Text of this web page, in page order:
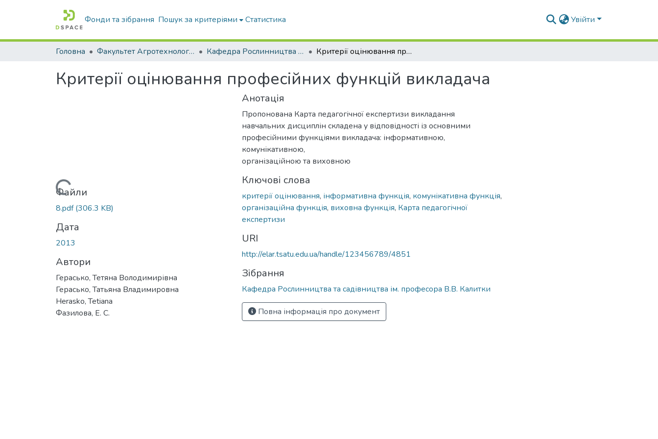
Фонди та зібрання Пошук за критеріями Статистика Увійти
Головна Факультет Агротехнологій та екології Кафедра Рослинництва та садівництва ім. професора В.В. Калитки Критерії оцінювання професійних функцій викладача
Критерії оцінювання професійних функцій викладача
Вантажиться...
Файли
8.pdf(306.3 KB)
Дата
2013
Автори
Герасько, Тетяна Володимирівна
Герасько, Татьяна Владимировна
Herasko, Tetiana
Фазилова, Е. С.
Анотація
Пропонована Карта педагогічної експертизи викладання
навчальних дисциплін складена у відповідності із основними
професійними функціями викладача: інформативною,
комунікативною,
організаційною та виховною
Ключові слова
критерії оцінювання, інформативна функція, комунікативна функція,
організаційна функція, виховна функція, Карта педагогічної
експертизи
URI
http://elar.tsatu.edu.ua/handle/123456789/4851
Зібрання
Кафедра Рослинництва та садівництва ім. професора В.В. Калитки
Повна інформація про документ